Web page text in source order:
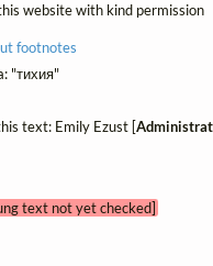
website with kind permission
footnotes
"тихия"
text: Emily Ezust [
text not yet checked]